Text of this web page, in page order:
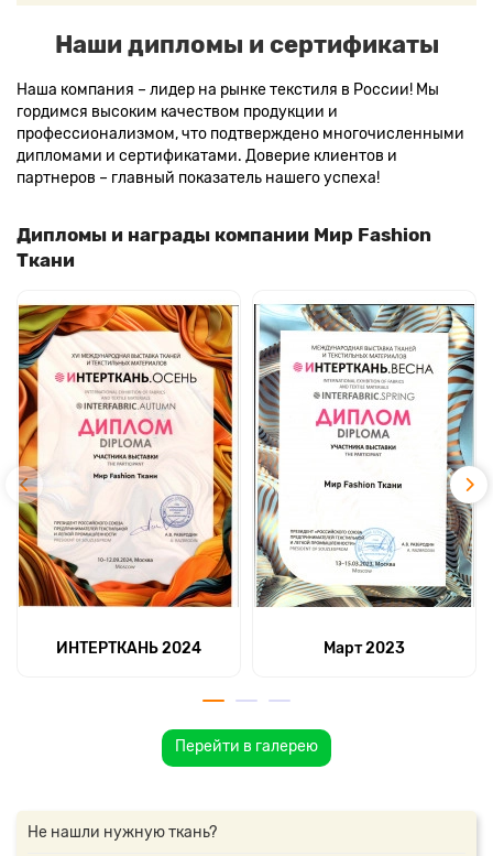
Наши дипломы и сертификаты
Наша компания – лидер на рынке текстиля в России! Мы
гордимся высоким качеством продукции и
профессионализмом, что подтверждено многочисленными
дипломами и сертификатами. Доверие клиентов и
партнеров – главный показатель нашего успеха!
Дипломы и награды компании Мир Fashion
Ткани
ИНТЕРТКАНЬ 2024 Март 2023
Перейти в галерею
Не нашли нужную ткань?